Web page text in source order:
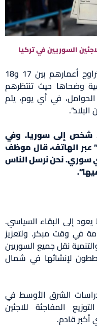
السوريين في تركيا
وبدلاً من ذلك، قال: “لديك أطفال تتراوح أعمارهم بين 17 و18
وضحاها حيث تنتظرهم
في أي يوم، يتم
شخص إلى سوريا. وفي
الهاتف، قال موظف
سوري. نحن نرسل الناس
إلى البقاء السياسي.
في وقت مبكر. ولتعزيز
نقل جميع السوريين
لإنشائها في شمال
الشرق الأوسط في
المفاجئة للاجئين
قادم.